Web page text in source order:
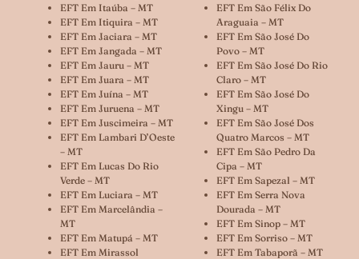
EFT Em Itaúba – MT
EFT Em Itiquira – MT
EFT Em Jaciara – MT
EFT Em Jangada – MT
EFT Em Jauru – MT
EFT Em Juara – MT
EFT Em Juína – MT
EFT Em Juruena – MT
EFT Em Juscimeira – MT
EFT Em Lambari D’Oeste
– MT
EFT Em Lucas Do Rio
Verde – MT
EFT Em Luciara – MT
EFT Em Marcelândia –
MT
EFT Em Matupá – MT
EFT Em Mirassol
EFT Em São Félix Do
Araguaia – MT
EFT Em São José Do
Povo – MT
EFT Em São José Do Rio
Claro – MT
EFT Em São José Do
Xingu – MT
EFT Em São José Dos
Quatro Marcos – MT
EFT Em São Pedro Da
Cipa – MT
EFT Em Sapezal – MT
EFT Em Serra Nova
Dourada – MT
EFT Em Sinop – MT
EFT Em Sorriso – MT
EFT Em Tabaporã – MT